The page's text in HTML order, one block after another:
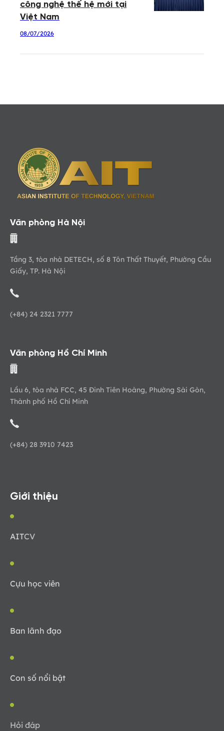
công nghệ thế hệ mới tại
Việt Nam
08/07/2026
Văn phòng Hà Nội
Tầng 3, tòa nhà DETECH, số 8 Tôn Thất Thuyết, Phường Cầu
Giấy, TP. Hà Nội
(+84) 24 2321 7777
Văn phòng Hồ Chí Minh
Lầu 6, tòa nhà FCC, 45 Đinh Tiên Hoàng, Phường Sài Gòn,
Thành phố Hồ Chí Minh
(+84) 28 3910 7423
Giới thiệu
AITCV
Cựu học viên
Ban lãnh đạo
Con số nổi bật
Hỏi đáp